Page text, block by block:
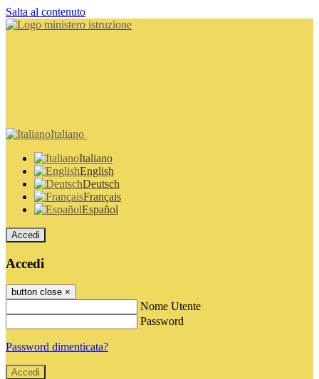
Salta al contenuto
Italiano
Italiano
English
Deutsch
Français
Español
Accedi
Accedi
button close ×
Nome Utente
Password
Password dimenticata?